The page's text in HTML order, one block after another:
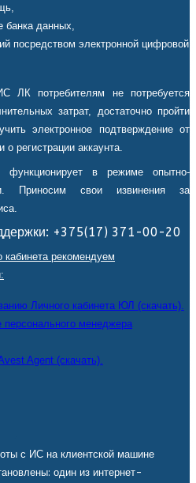
банка данных,
посредством электронной цифровой
ЛК потребителям не потребуется
затрат, достаточно пройти
электронное подтверждение от
регистрации аккаунта.
в режиме опытно-
Приносим свои извинения за
+375(17) 371-00-20
кабинета рекомендуем
Личного кабинета ЮЛ (скачать).
персонального менеджера
Agent (скачать).
с ИС на клиентской машине
один из интернет-